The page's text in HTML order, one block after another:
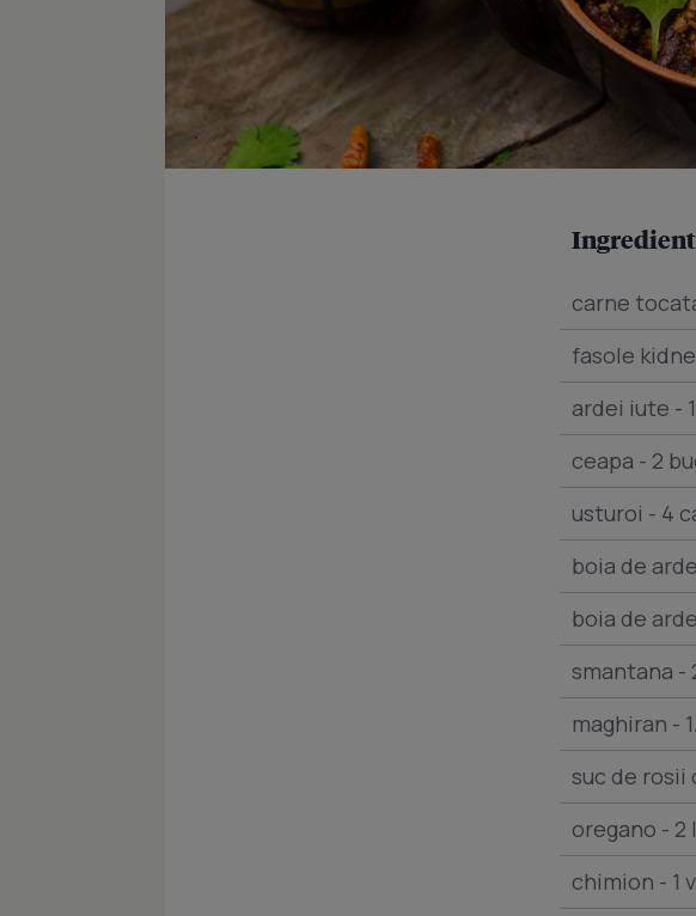
carne
fasole
ardei iute -
ceapa - 2
usturoi - 4
boia de
boia de
smantana -
maghiran -
suc de rosii
oregano -
chimion - 1